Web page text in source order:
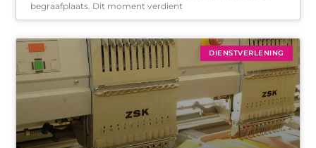
begraafplaats. Dit moment verdient
DIENSTVERLENING